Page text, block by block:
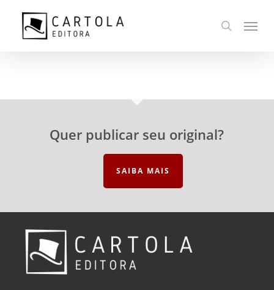
busca
Menu
Quer publicar seu original?
SAIBA MAIS